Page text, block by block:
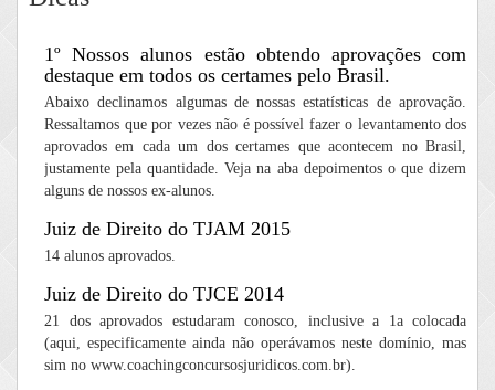
1º Nossos alunos estão obtendo aprovações com
destaque em todos os certames pelo Brasil.
Abaixo declinamos algumas de nossas estatísticas de aprovação.
Ressaltamos que por vezes não é possível fazer o levantamento dos
aprovados em cada um dos certames que acontecem no Brasil,
justamente pela quantidade. Veja na aba depoimentos o que dizem
alguns de nossos ex-alunos.
Juiz de Direito do TJAM 2015
14 alunos aprovados.
Juiz de Direito do TJCE 2014
21 dos aprovados estudaram conosco, inclusive a 1a colocada
(aqui, especificamente ainda não operávamos neste domínio, mas
sim no www.coachingconcursosjuridicos.com.br).